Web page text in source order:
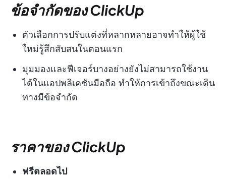
ข้อจำกัดของ ClickUp
ตัวเลือกการปรับแต่งที่หลากหลายอาจทำให้ผู้ใช้
ใหม่รู้สึกสับสนในตอนแรก
มุมมองและฟีเจอร์บางอย่างยังไม่สามารถใช้งาน
ได้ในแอปพลิเคชันมือถือ ทำให้การเข้าถึงขณะเดิน
ทางมีข้อจำกัด
ราคาของ ClickUp
ฟรีตลอดไป